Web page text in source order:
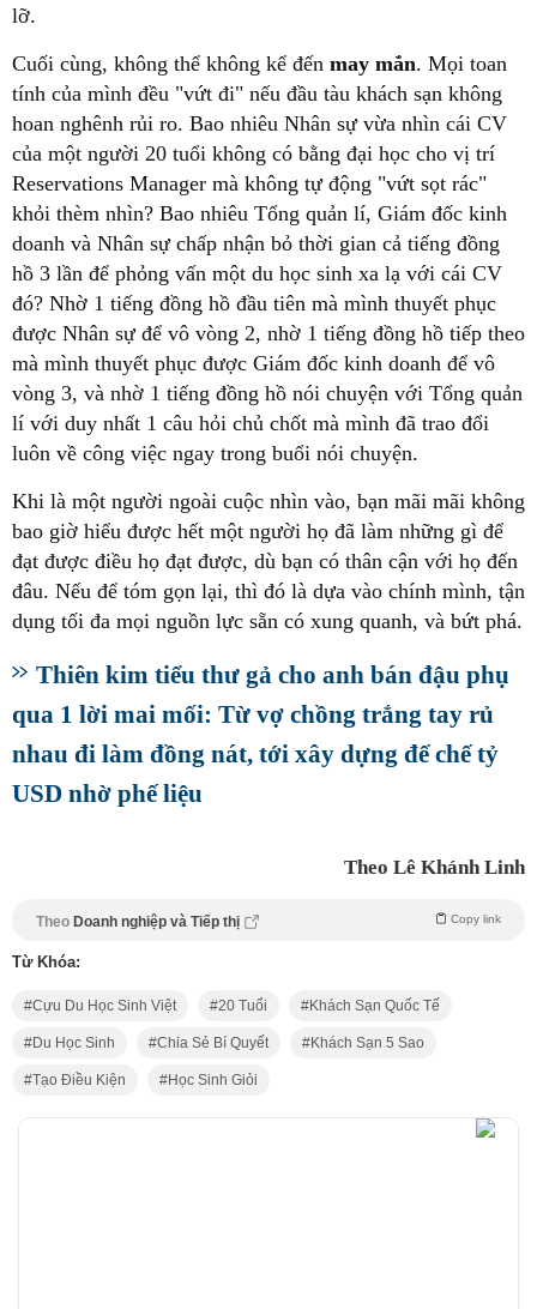
lỡ.
Cuối cùng, không thể không kể đến may mắn. Mọi toan
tính của mình đều "vứt đi" nếu đầu tàu khách sạn không
hoan nghênh rủi ro. Bao nhiêu Nhân sự vừa nhìn cái CV
của một người 20 tuổi không có bằng đại học cho vị trí
Reservations Manager mà không tự động "vứt sọt rác"
khỏi thèm nhìn? Bao nhiêu Tổng quản lí, Giám đốc kinh
doanh và Nhân sự chấp nhận bỏ thời gian cả tiếng đồng
hồ 3 lần để phỏng vấn một du học sinh xa lạ với cái CV
đó? Nhờ 1 tiếng đồng hồ đầu tiên mà mình thuyết phục
được Nhân sự để vô vòng 2, nhờ 1 tiếng đồng hồ tiếp theo
mà mình thuyết phục được Giám đốc kinh doanh để vô
vòng 3, và nhờ 1 tiếng đồng hồ nói chuyện với Tổng quản
lí với duy nhất 1 câu hỏi chủ chốt mà mình đã trao đổi
luôn về công việc ngay trong buổi nói chuyện.
Khi là một người ngoài cuộc nhìn vào, bạn mãi mãi không
bao giờ hiểu được hết một người họ đã làm những gì để
đạt được điều họ đạt được, dù bạn có thân cận với họ đến
đâu. Nếu để tóm gọn lại, thì đó là dựa vào chính mình, tận
dụng tối đa mọi nguồn lực sẵn có xung quanh, và bứt phá.
Thiên kim tiểu thư gả cho anh bán đậu phụ
qua 1 lời mai mối: Từ vợ chồng trắng tay rủ
nhau đi làm đồng nát, tới xây dựng đế chế tỷ
USD nhờ phế liệu
Theo Lê Khánh Linh
Theo Doanh nghiệp và Tiếp thị Copy link
Từ Khóa:
Cựu Du Học Sinh Việt 20 Tuổi Khách Sạn Quốc Tế
Du Học Sinh Chia Sẻ Bí Quyết Khách Sạn 5 Sao
Tạo Điều Kiện Học Sinh Giỏi